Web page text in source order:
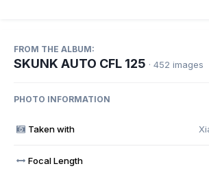
FROM THE ALBUM:
SKUNK AUTO CFL 125 · 452 images
PHOTO INFORMATION
Taken with
Focal Length